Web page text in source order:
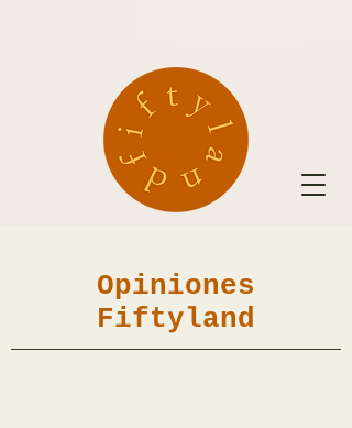
Opiniones
Fiftyland